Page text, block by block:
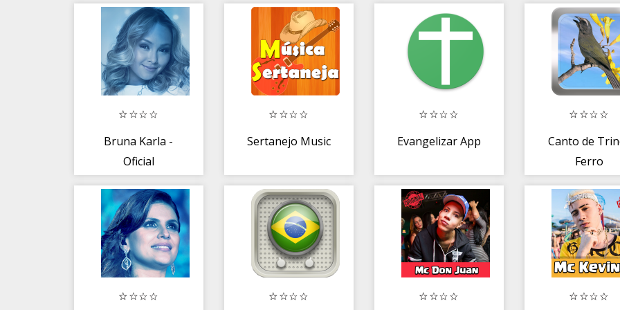
Bruna Karla -
Oficial
Sertanejo Music Evangelizar App
Canto de
Ferro